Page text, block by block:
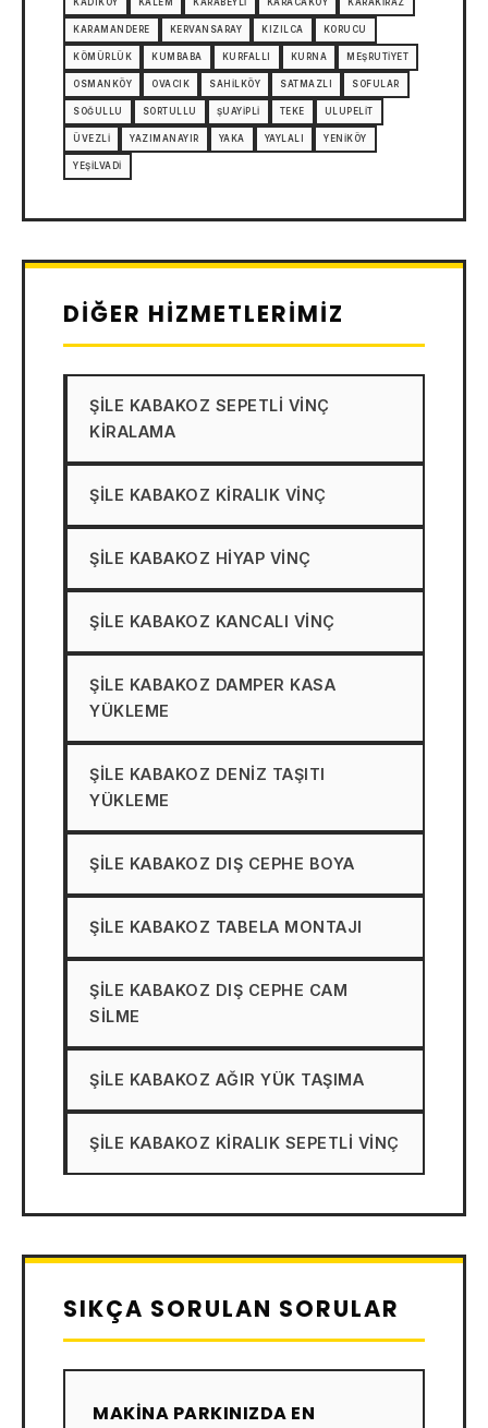
KARAMANDERE KERVANSARAY KIZILCA KORUCU
KÖMÜRLÜK KUMBABA KURFALLI KURNA MEŞRUTIYET
OSMANKÖY OVACIK SAHILKÖY SATMAZLI SOFULAR
SOĞULLU SORTULLU ŞUAYIPLI TEKE ULUPELIT
ÜVEZLI YAZIMANAYIR YAKA YAYLALI YENIKÖY
YEŞILVADI
DIĞER HIZMETLERIMIZ
ŞILE KABAKOZ SEPETLI VINÇ
KIRALAMA
ŞILE KABAKOZ KIRALIK VINÇ
ŞILE KABAKOZ HIYAP VINÇ
ŞILE KABAKOZ KANCALI VINÇ
ŞILE KABAKOZ DAMPER KASA
YÜKLEME
ŞILE KABAKOZ DENIZ TAŞITI
YÜKLEME
ŞILE KABAKOZ DIŞ CEPHE BOYA
ŞILE KABAKOZ TABELA MONTAJI
ŞILE KABAKOZ DIŞ CEPHE CAM
SILME
ŞILE KABAKOZ AĞIR YÜK TAŞIMA
ŞILE KABAKOZ KIRALIK SEPETLI VINÇ
SIKÇA SORULAN SORULAR
MAKINA PARKINIZDA EN